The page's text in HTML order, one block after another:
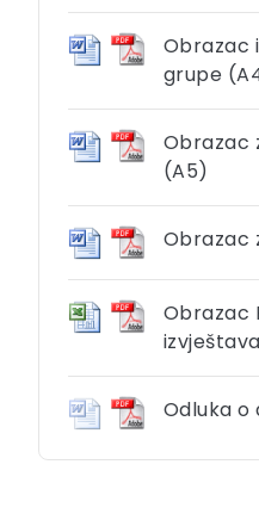
Obrazac
grupe
Obrazac
(A5)
Obrazac
Obrazac
Odluka o